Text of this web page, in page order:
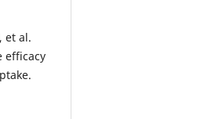
et al.
efficacy